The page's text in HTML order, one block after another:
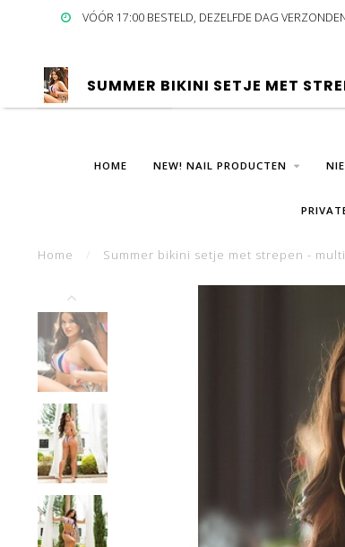
VÓÓR 17:00 BESTELD, DEZELFDE DAG
HOME NEW! NAIL PRODUCTEN
Home Summer bikini setje met strepen -
SUMMER BIKINI SETJE MET